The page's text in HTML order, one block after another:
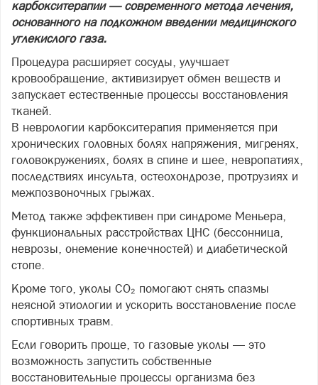
карбокситерапии — современного метода лечения,
основанного на подкожном введении медицинского
углекислого газа.
Процедура расширяет сосуды, улучшает
кровообращение, активизирует обмен веществ и
запускает естественные процессы восстановления
тканей.
В неврологии карбокситерапия применяется при
хронических головных болях напряжения, мигренях,
головокружениях, болях в спине и шее, невропатиях,
последствиях инсульта, остеохондрозе, протрузиях и
межпозвоночных грыжах.
Метод также эффективен при синдроме Меньера,
функциональных расстройствах ЦНС (бессонница,
неврозы, онемение конечностей) и диабетической
стопе.
Кроме того, уколы CO₂ помогают снять спазмы
неясной этиологии и ускорить восстановление после
спортивных травм.
Если говорить проще, то газовые уколы — это
возможность запустить собственные
восстановительные процессы организма без